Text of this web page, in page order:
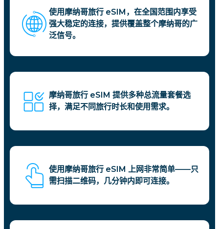
使用摩纳哥旅行 eSIM，在全国范围内享受
强大稳定的连接，提供覆盖整个摩纳哥的广
泛信号。
摩纳哥旅行 eSIM 提供多种总流量套餐选
择，满足不同旅行时长和使用需求。
使用摩纳哥旅行 eSIM 上网非常简单——只
需扫描二维码，几分钟内即可连接。